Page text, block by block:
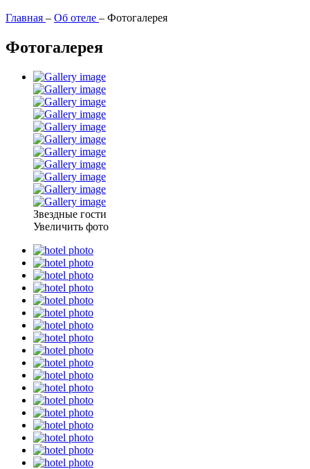
Главная – Об отеле – Фотогалерея
Фотогалерея
Звездные гости
Увеличить фото